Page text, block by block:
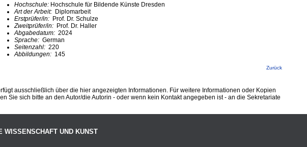
Hochschule: Hochschule für Bildende Künste Dresden
Art der Arbeit: Diplomarbeit
Erstprüfer/in: Prof. Dr. Schulze
Zweitprüfer/in: Prof. Dr. Haller
Abgabedatum: 2024
Sprache: German
Seitenzahl: 220
Abbildungen: 145
Zurück
ausschließlich über die hier angezeigten Informationen. Für weitere Informationen oder Kopien
Sie sich bitte an den Autor/die Autorin - oder wenn kein Kontakt angegeben ist - an die Sekretariate
WISSENSCHAFT UND KUNST